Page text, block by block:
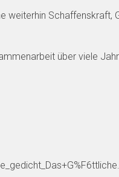
weiterhin
über viele